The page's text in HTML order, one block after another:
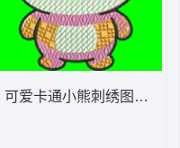
可爱卡通小熊刺绣图案 图